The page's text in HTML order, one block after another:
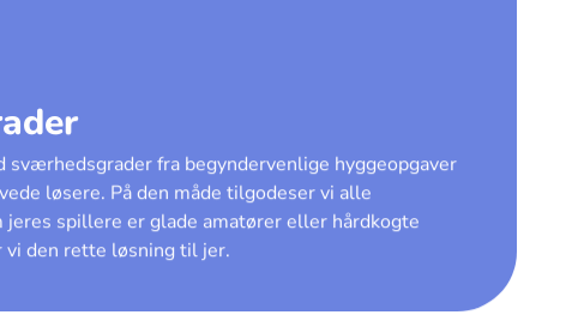
sværhedsgrader fra begyndervenlige hyggeopgaver
løsere. På den måde tilgodeser vi alle
jeres spillere er glade amatører eller hårdkogte
vi den rette løsning til jer.